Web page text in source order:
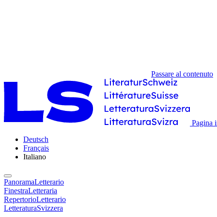
Passare al contenuto
Pagina
Deutsch
Français
Italiano
PanoramaLetterario
FinestraLetteraria
RepertorioLetterario
LetteraturaSvizzera